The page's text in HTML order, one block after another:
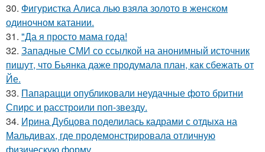
30. Фигуристка Алиса лью взяла золото в женском
одиночном катании.
31. "Да я просто мама года!
32. Западные СМИ со ссылкой на анонимный источник
пишут, что Бьянка даже продумала план, как сбежать от
Йе.
33. Папарацци опубликовали неудачные фото бритни
Спирс и расстроили поп-звезду.
34. Ирина Дубцова поделилась кадрами с отдыха на
Мальдивах, где продемонстрировала отличную